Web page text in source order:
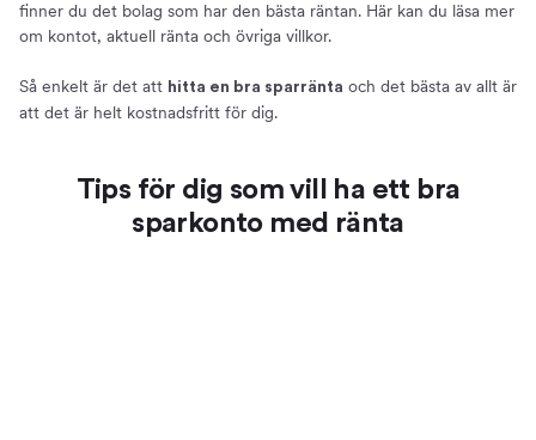
finner du det bolag som har den bästa räntan. Här kan du läsa mer
om kontot, aktuell ränta och övriga villkor.
Så enkelt är det att hitta en bra sparränta och det bästa av allt är
att det är helt kostnadsfritt för dig.
Tips för dig som vill ha ett bra
sparkonto med ränta